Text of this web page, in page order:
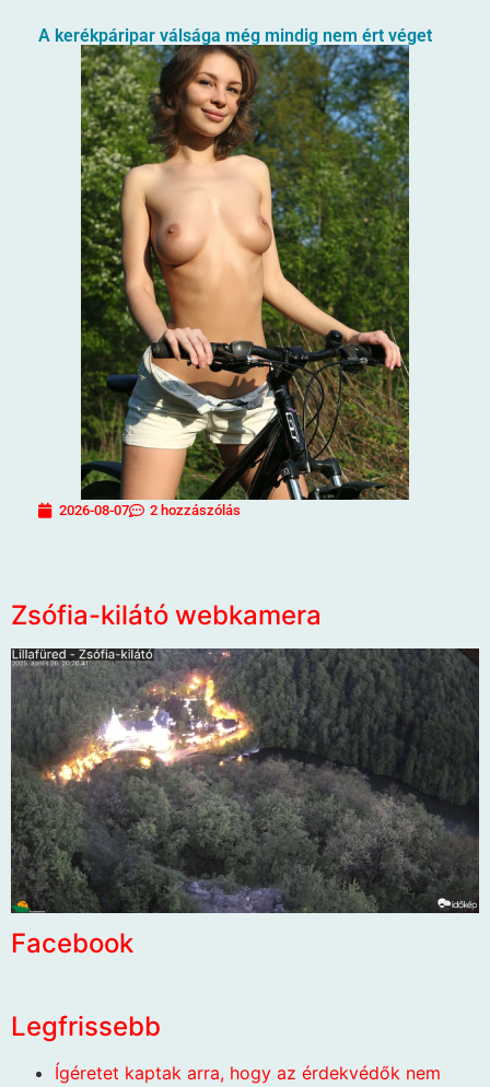
A kerékpáripar válsága még mindig nem ért véget
2026-08-07 2 hozzászólás
Zsófia-kilátó webkamera
Facebook
Legfrissebb
Ígéretet kaptak arra, hogy az érdekvédők nem